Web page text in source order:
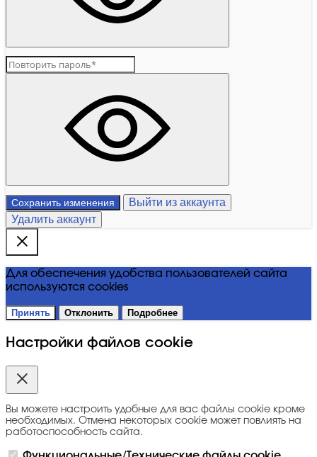
Сохранить изменения
Выйти из аккаунта
Удалить аккаунт
Для обеспечения удобства пользователей сайта
используются cookies
Принять Отклонить Подробнее
Настройки файлов cookie
Вы можете настроить удобные для вас файлы cookie кроме
необходимых. Отмена некоторых cookie может повлиять на
работоспособность сайта.